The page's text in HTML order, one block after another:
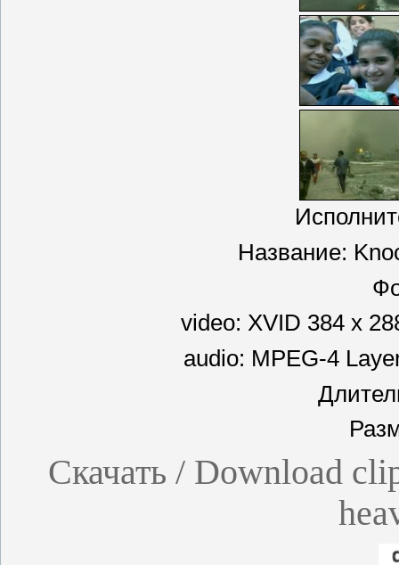
Название:
video: XVID 384 x
audio: MPEG-4
Скачать / Download